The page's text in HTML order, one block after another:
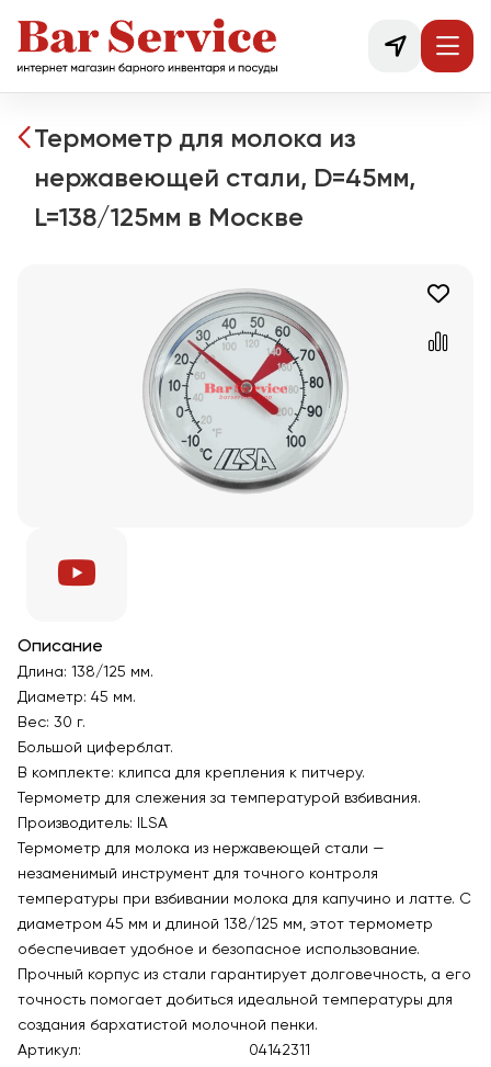
Термометр для молока из
нержавеющей стали, D=45мм,
L=138/125мм в Москве
Описание
Длина: 138/125 мм.
Диаметр: 45 мм.
Вес: 30 г.
Большой циферблат.
В комплекте: клипса для крепления к питчеру.
Термометр для слежения за температурой взбивания.
Производитель: ILSA
Термометр для молока из нержавеющей стали —
незаменимый инструмент для точного контроля
температуры при взбивании молока для капучино и латте. С
диаметром 45 мм и длиной 138/125 мм, этот термометр
обеспечивает удобное и безопасное использование.
Прочный корпус из стали гарантирует долговечность, а его
точность помогает добиться идеальной температуры для
создания бархатистой молочной пенки.
Артикул:
04142311